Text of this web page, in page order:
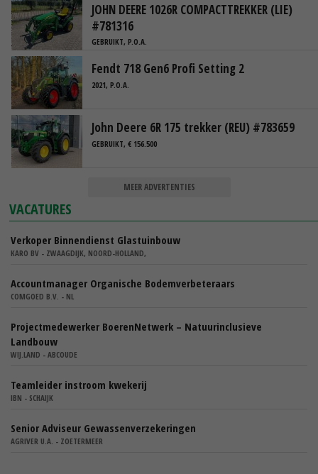
JOHN DEERE 1026R COMPACTTREKKER (LIE)
#781316
GEBRUIKT, P.O.A.
Fendt 718 Gen6 Profi Setting 2
2021, P.O.A.
John Deere 6R 175 trekker (REU) #783659
GEBRUIKT, € 156.500
MEER ADVERTENTIES
VACATURES
Verkoper Binnendienst Glastuinbouw
KARO BV - ZWAAGDIJK, NOORD-HOLLAND,
Accountmanager Organische Bodemverbeteraars
COMGOED B.V. - NL
Projectmedewerker BoerenNetwerk – Natuurinclusieve
Landbouw
WIJ.LAND - ABCOUDE
Teamleider instroom kwekerij
IBN - SCHAIJK
Senior Adviseur Gewassenverzekeringen
AGRIVER U.A. - ZOETERMEER